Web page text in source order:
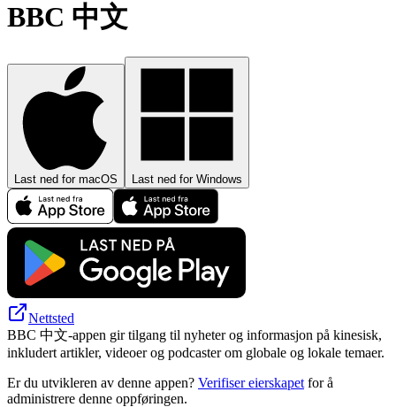
BBC 中文
Last ned for macOS Last ned for Windows
Nettsted
BBC 中文-appen gir tilgang til nyheter og informasjon på kinesisk,
inkludert artikler, videoer og podcaster om globale og lokale temaer.
Er du utvikleren av denne appen? Verifiser eierskapet for å
administrere denne oppføringen.